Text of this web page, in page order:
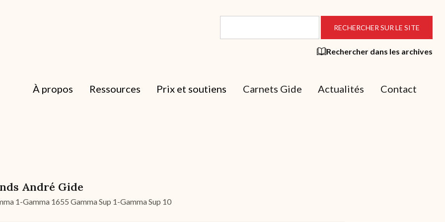
Rechercher dans les archives
À propos Ressources Prix et soutiens Carnets Gide Actualités Contact
André Gide
1-Gamma 1655 Gamma Sup 1-Gamma Sup 10